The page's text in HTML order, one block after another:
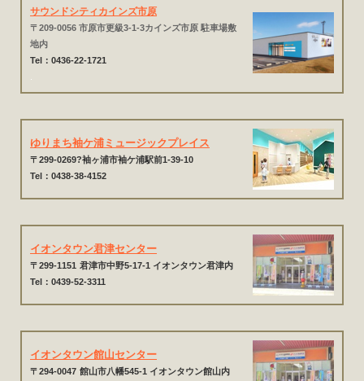
サウンドシティカインズ市原
〒209-0056 市原市更級3-1-3カインズ市原 駐車場敷
地内
Tel：0436-22-1721
ゆりまち袖ケ浦ミュージックプレイス
〒299-0269?袖ヶ浦市袖ケ浦駅前1-39-10
Tel：0438-38-4152
イオンタウン君津センター
〒299-1151 君津市中野5-17-1 イオンタウン君津内
Tel：0439-52-3311
イオンタウン館山センター
〒294-0047 館山市八幡545-1 イオンタウン館山内